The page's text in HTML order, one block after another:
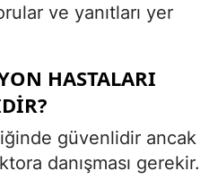
ve yanıtları yer
HASTALARI
güvenlidir ancak
danışması gerekir.